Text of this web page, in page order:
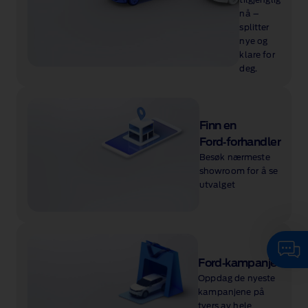
nå –
splitter
nye og
klare for
deg.
Finn en
Ford‑forhandler
Besøk nærmeste
showroom for å se
utvalget
Ford‑kampanjer
Oppdag de nyeste
kampanjene på
tvers av hele